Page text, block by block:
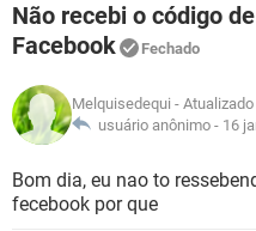
INSTAGRAM
GUIA DE COMPRAS
OUTLOOK
GUIA DE COMPRAS
JOGOS
CELULAR
OUTLOOK
INSTAGRAM
GUIA DE COMPRAS
FÓRUM
CELULAR
INSTAGRAM
GLOSSÁRIO
JOGOS
CELULAR
Não recebi o código
Facebook
Fechado
Melquisedequi -
usuário anônimo - 16
Bom dia, eu nao to
fecebook por que